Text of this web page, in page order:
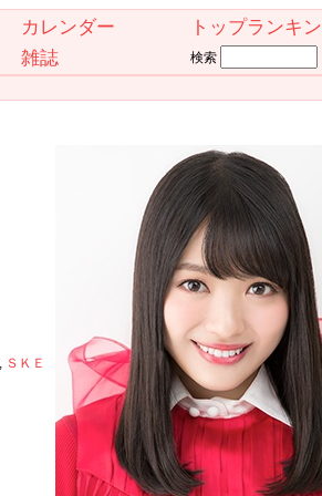
カレンダー
トップランキ
雑誌
検索
ＳＫＥ